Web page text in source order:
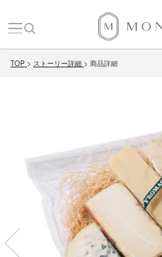
TOP ストーリー詳細 商品詳細